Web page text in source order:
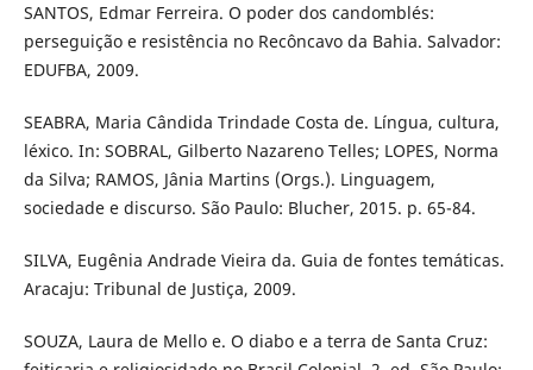
SANTOS, Edmar Ferreira. O poder dos candomblés:
perseguição e resistência no Recôncavo da Bahia. Salvador:
EDUFBA, 2009.
SEABRA, Maria Cândida Trindade Costa de. Língua, cultura,
léxico. In: SOBRAL, Gilberto Nazareno Telles; LOPES, Norma
da Silva; RAMOS, Jânia Martins (Orgs.). Linguagem,
sociedade e discurso. São Paulo: Blucher, 2015. p. 65-84.
SILVA, Eugênia Andrade Vieira da. Guia de fontes temáticas.
Aracaju: Tribunal de Justiça, 2009.
SOUZA, Laura de Mello e. O diabo e a terra de Santa Cruz: